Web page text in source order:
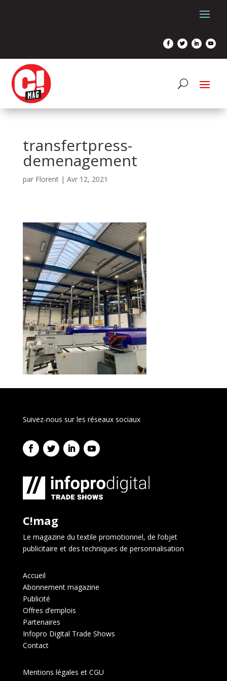
transfertpress-
demenagement
par Florent| Avr 12, 2021
Suivez-nous sur les réseaux sociaux
C!mag
Le magazine du textile promotionnel, de l’objet
publicitaire et des techniques de personnalisation
Accueil
Abonnement magazine
Publicité
Offres d’emplois
Partenaires
Infopro Digital Trade Shows
Contact
Mentions légales et CGU